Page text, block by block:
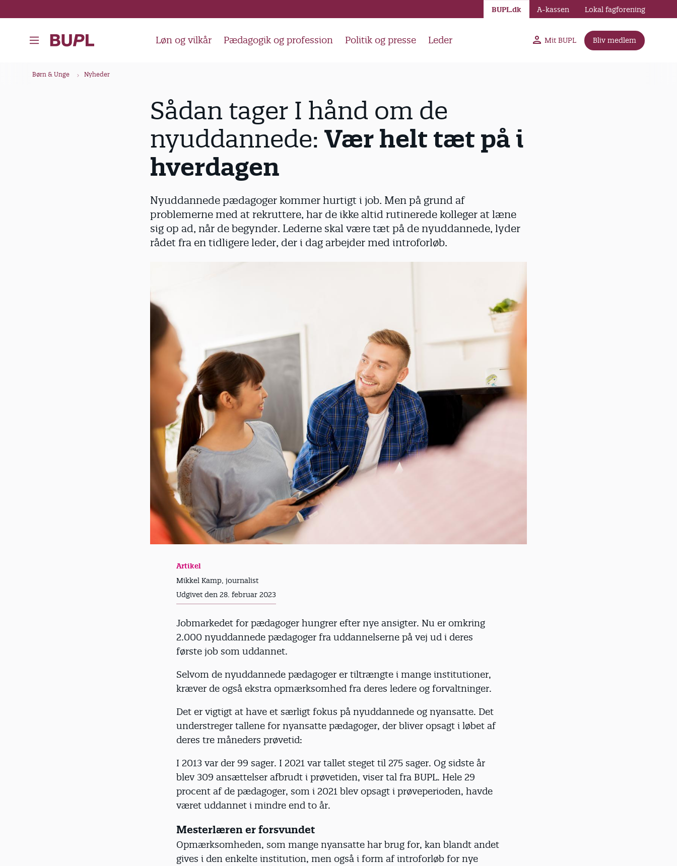
å
Løn og vilkår Pædagogik og profession Politik og presse Leder Mit BUPL Bliv medlem
BUPL.dk A-kassen Lokal fagforening
Børn & Unge Nyheder
Sådan tager I hånd om de
nyuddannede: Vær helt tæt på i
hverdagen
Nyuddannede pædagoger kommer hurtigt i job. Men på grund af
problemerne med at rekruttere, har de ikke altid rutinerede kolleger at læne
sig op ad, når de begynder. Lederne skal være tæt på de nyuddannede, lyder
rådet fra en tidligere leder, der i dag arbejder med introforløb.
Artikel
Mikkel Kamp, journalist
Udgivet den 28. februar 2023
Jobmarkedet for pædagoger hungrer efter nye ansigter. Nu er omkring
2.000 nyuddannede pædagoger fra uddannelserne på vej ud i deres
første job som uddannet.
Selvom de nyuddannede pædagoger er tiltrængte i mange institutioner,
kræver de også ekstra opmærksomhed fra deres ledere og forvaltninger.
Det er vigtigt at have et særligt fokus på nyuddannede og nyansatte. Det
understreger tallene for nyansatte pædagoger, der bliver opsagt i løbet af
deres tre måneders prøvetid:
I 2013 var der 99 sager. I 2021 var tallet steget til 275 sager. Og sidste år
blev 309 ansættelser afbrudt i prøvetiden, viser tal fra BUPL. Hele 29
procent af de pædagoger, som i 2021 blev opsagt i prøveperioden, havde
været uddannet i mindre end to år.
Mesterlæren er forsvundet
Opmærksomheden, som mange nyansatte har brug for, kan blandt andet
gives i den enkelte institution, men også i form af introforløb for nye